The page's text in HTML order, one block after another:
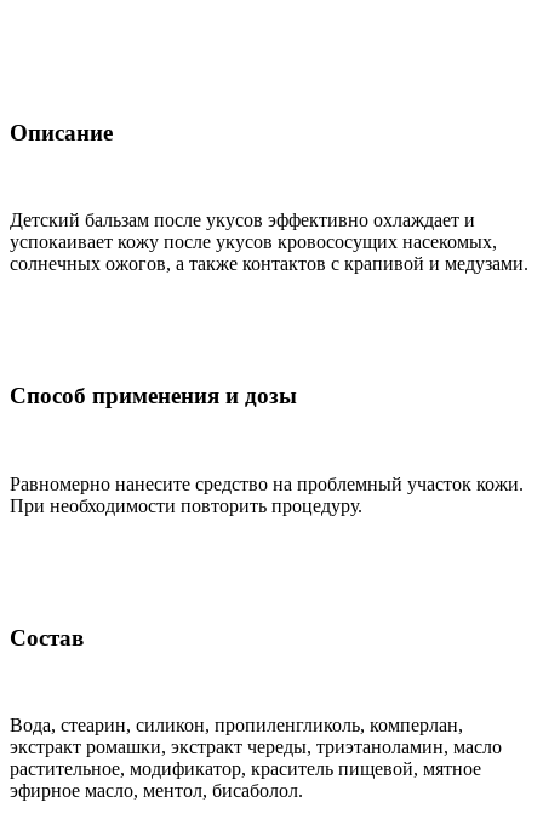
Описание
Детский бальзам после укусов эффективно охлаждает и
успокаивает кожу после укусов кровососущих насекомых,
солнечных ожогов, а также контактов с крапивой и медузами.
Способ применения и дозы
Равномерно нанесите средство на проблемный участок кожи.
При необходимости повторить процедуру.
Состав
Вода, стеарин, силикон, пропиленгликоль, комперлан,
экстракт ромашки, экстракт череды, триэтаноламин, масло
растительное, модификатор, краситель пищевой, мятное
эфирное масло, ментол, бисаболол.